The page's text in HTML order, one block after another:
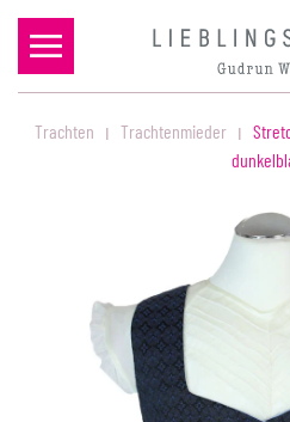
Zum Hauptinhalt springen
Trachten Trachtenmieder